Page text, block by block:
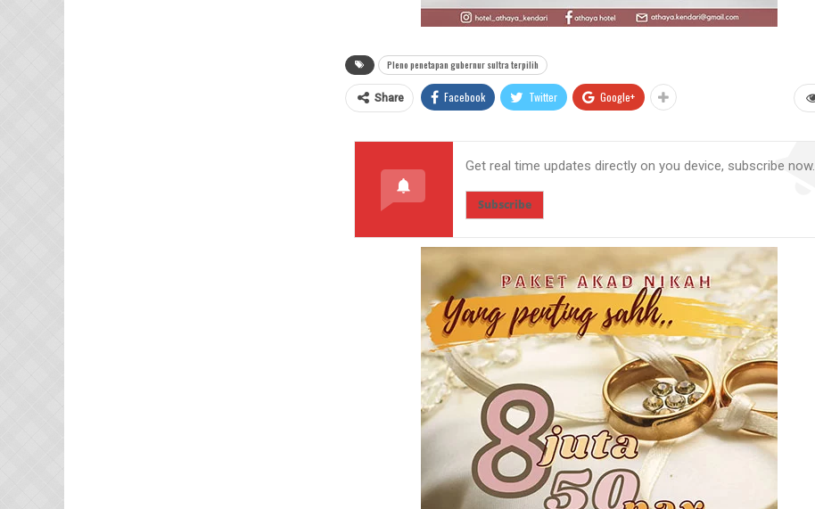
Pleno penetapan gubernur sultra terpilih
Share Facebook Twitter Google+
Get real time updates directly on you device, subscribe now.
Subscribe